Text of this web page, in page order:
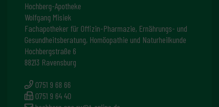
Hochberg-Apotheke
Wolfgang Misiek
Fachapotheker für Offizin-Pharmazie, Ernährungs- und
Gesundheitsberatung, Homöopathie und Naturheilkunde
Hochbergstraße 6
88213 Ravensburg
0751 9 68 66
0751 9 64 40